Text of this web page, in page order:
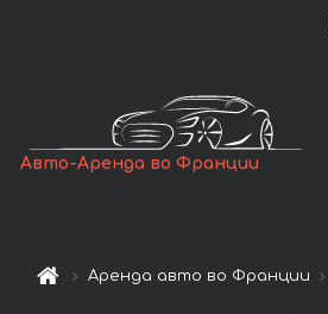
Авто-Аренда во Франции
Аренда авто во Франции